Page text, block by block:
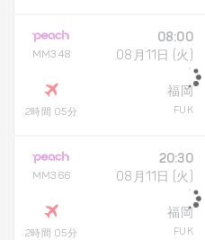
MM348
2時間 05分
08:00
08月11日 (火)
福岡
FUK
MM366
2時間 05分
20:30
08月11日 (火)
福岡
FUK